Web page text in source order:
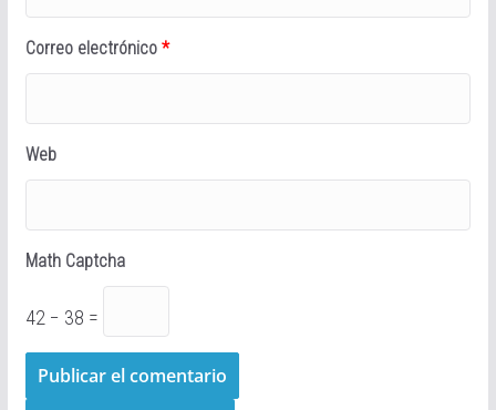
Correo electrónico *
Web
Math Captcha
42 − 38 =